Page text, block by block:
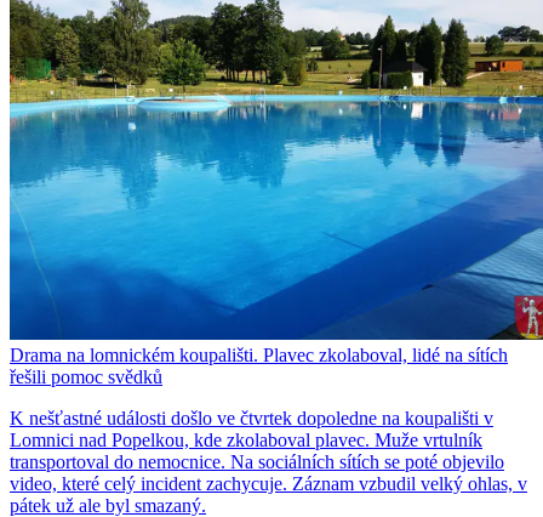
Drama na lomnickém koupališti. Plavec zkolaboval, lidé na sítích
řešili pomoc svědků
K nešťastné události došlo ve čtvrtek dopoledne na koupališti v
Lomnici nad Popelkou, kde zkolaboval plavec. Muže vrtulník
transportoval do nemocnice. Na sociálních sítích se poté objevilo
video, které celý incident zachycuje. Záznam vzbudil velký ohlas, v
pátek už ale byl smazaný.